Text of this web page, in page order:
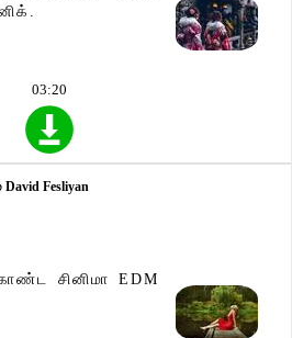
03:20
David Fesliyan
சினிமா EDM